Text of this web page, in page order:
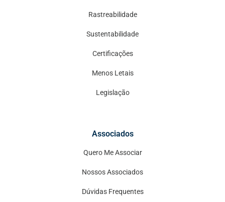
Rastreabilidade
Sustentabilidade
Certificações
Menos Letais
Legislação
Associados
Quero Me Associar
Nossos Associados
Dúvidas Frequentes